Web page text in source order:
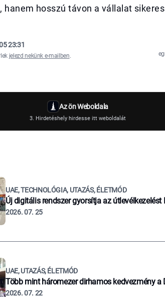
hanem hosszú távon a vállalat
23:31
jelezd nekünk e-mailben.
Az ön Weboldala
3. Hirdetéshely hirdesse itt weboldalát
UAE, TECHNOLÓGIA, UTAZÁS, ÉLETMÓD
Új digitális rendszer gyorsítja az útlevélkezelést
2026. 07. 25
UAE, UTAZÁS, ÉLETMÓD
Több mint háromezer dirhamos kedvezmény
2026. 07. 22